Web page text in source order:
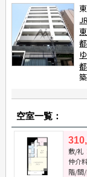
空室一覧：
敷/礼
仲介
階/間